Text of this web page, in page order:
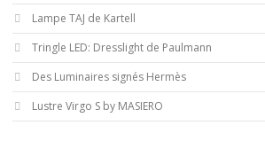
Lampe TAJ de Kartell
Tringle LED: Dresslight de Paulmann
Des Luminaires signés Hermès
Lustre Virgo S by MASIERO